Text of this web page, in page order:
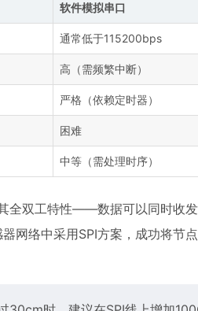
软件模拟串口
通常低于115200bps
高（需频繁中断）
严格（依赖定时器）
困难
中等（需处理时序）
全双工特性——数据可以同时收
网络中采用SPI方案，成功将节